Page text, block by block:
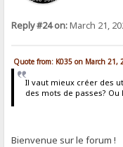
Reply #24 on:March 21,
Quote from: K035 on March 21,
Il vaut mieux créer des
des mots de passes? Ou
Bienvenue sur le forum !